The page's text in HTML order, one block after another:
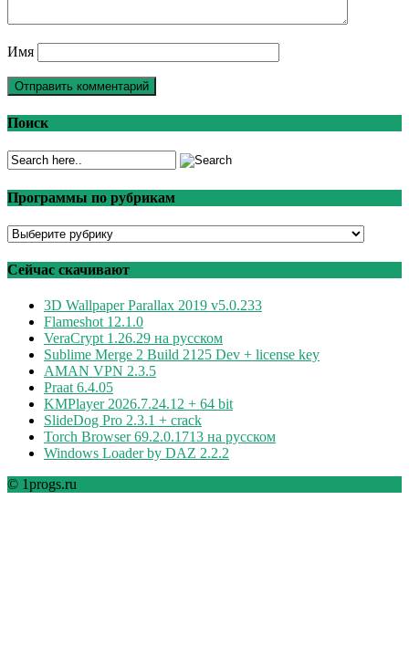
Имя
Поиск
Программы по рубрикам
Программы
рубрикам
Сейчас скачивают
3D Wallpaper Parallax 2019 v5.0.233
Flameshot 12.1.0
VeraCrypt 1.26.29 на русском
Sublime Merge 2 Build 2125 Dev + license key
AMAN VPN 2.3.5
Praat 6.4.05
KMPlayer 2026.7.24.12 + 64 bit
SlideDog Pro 2.3.1 + crack
Torch Browser 69.2.0.1713 на русском
Windows Loader by DAZ 2.2.2
© 1progs.ru